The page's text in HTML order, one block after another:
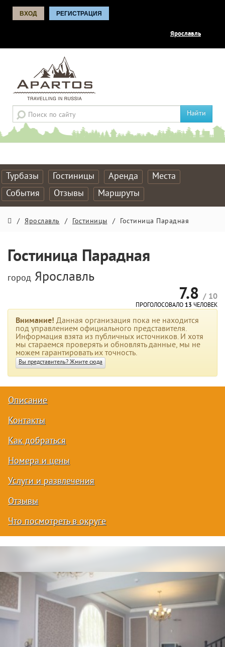
ВХОД РЕГИСТРАЦИЯ
Ярославль
Найти
Турбазы Гостиницы Аренда
Места
События
Отзывы Маршруты
/ Ярославль / Гостиницы / Гостиница Парадная
Гостиница Парадная
город Ярославль
7.8 / 10
ПРОГОЛОСОВАЛО 13 ЧЕЛОВЕК
Внимание! Данная организация пока не находится
под управлением официального представителя.
Информация взята из публичных источников. И хотя
мы стараемся проверять и обновлять данные, мы не
можем гарантировать их точность.
Вы представитель? Жмите сюда
Описание
Контакты
Как добраться
Номера и цены
Услуги и развлечения
Отзывы
Что посмотреть в округе